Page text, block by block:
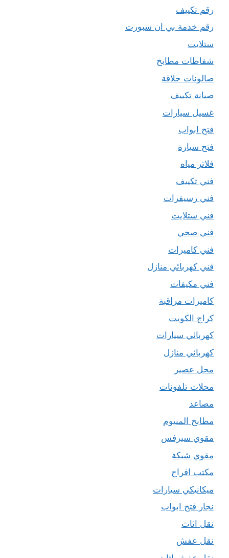
رقم تكييف
رقم خدمة بي ان سبورت
ستلايت
شفاطات مطابخ
صالونات حلاقة
صيانة تكييف
غسيل سيارات
فتح ابواب
فتح سيارة
فلاتر مياه
فني تكييف
فني رسيفرات
فني ستلايت
فني صحي
فني كاميرات
فني كهربائي منازل
فني مكيفات
كاميرات مراقبة
كراج الكويت
كهربائي سيارات
كهربائي منازل
محل عصير
محلات تلفونات
مصاعد
مطابخ المنيوم
مقوي سيرفس
مقوي شبكة
مكتب افراح
ميكانيكي سيارات
نجار فتح ابواب
نقل اثاث
نقل عفش